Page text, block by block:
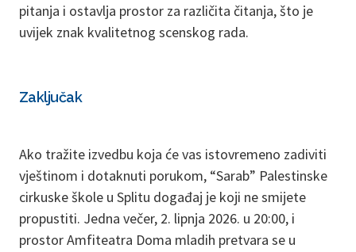
pitanja i ostavlja prostor za različita čitanja, što je
uvijek znak kvalitetnog scenskog rada.
Zaključak
Ako tražite izvedbu koja će vas istovremeno zadiviti
vještinom i dotaknuti porukom, “Sarab” Palestinske
cirkuske škole u Splitu događaj je koji ne smijete
propustiti. Jedna večer, 2. lipnja 2026. u 20:00, i
prostor Amfiteatra Doma mladih pretvara se u